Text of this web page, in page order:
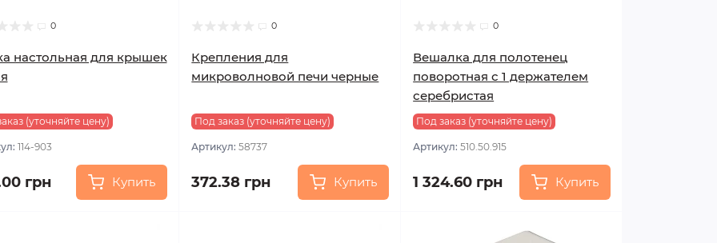
0
настольная для крышек
(уточняйте цену)
114-903
грн Купить
0
Крепления для
микроволновой печи черные
Под заказ (уточняйте цену)
Артикул:58737
372.38 грн Купить
0
Вешалка для полотенец
поворотная с 1 держателем
серебристая
Под заказ (уточняйте цену)
Артикул:510.50.915
1 324.60 грн Купить